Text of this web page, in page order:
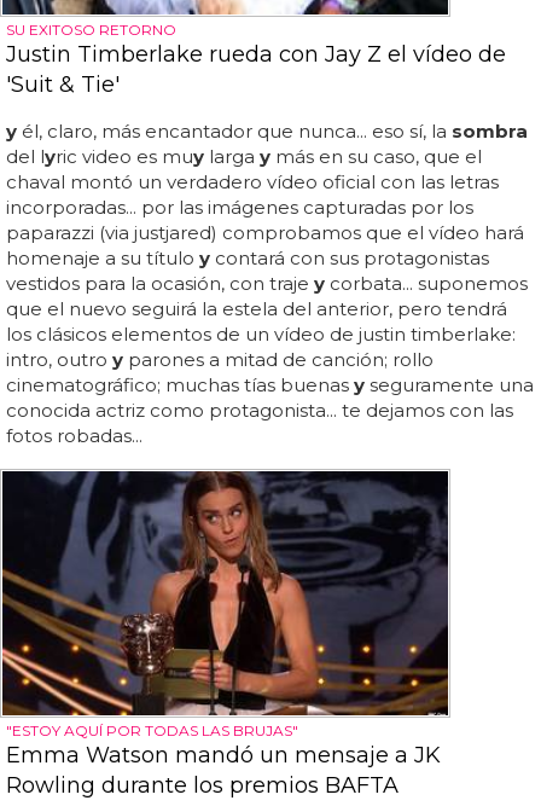
SU EXITOSO RETORNO
Justin Timberlake rueda con Jay Z el vídeo de
'Suit & Tie'
y él, claro, más encantador que nunca... eso sí, la sombra
del lyric video es muy larga y más en su caso, que el
chaval montó un verdadero vídeo oficial con las letras
incorporadas... por las imágenes capturadas por los
paparazzi (via justjared) comprobamos que el vídeo hará
homenaje a su título y contará con sus protagonistas
vestidos para la ocasión, con traje y corbata... suponemos
que el nuevo seguirá la estela del anterior, pero tendrá
los clásicos elementos de un vídeo de justin timberlake:
intro, outro y parones a mitad de canción; rollo
cinematográfico; muchas tías buenas y seguramente una
conocida actriz como protagonista... te dejamos con las
fotos robadas...
"ESTOY AQUÍ POR TODAS LAS BRUJAS"
Emma Watson mandó un mensaje a JK
Rowling durante los premios BAFTA